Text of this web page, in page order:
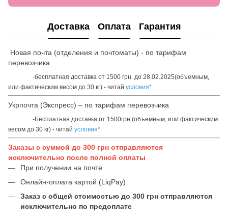
Доставка Оплата Гарантия
Новая почта (отделения и почтоматы) - по тарифам
перевозчика
-бесплатная доставка от 1500 грн. до 28.02.2025(объемным,
или фактическим весом до 30 кг) - читай условия*
Укрпочта (Экспресс) – по тарифам перевозчика
-Бесплатная доставка от 1500грн.(объемным, или фактическим
весом до 30 кг) - читай условия*
Заказы с суммой до 300 грн отправляются
исключительно после полной оплаты
При получении на почте
Онлайн-оплата картой (LiqPay)
Заказ с общей стоимостью до 300 грн отправляются
исключительно по предоплате